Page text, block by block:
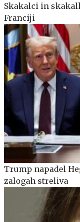
Skakalci in
Franciji
Trump napadel
zalogah streliva